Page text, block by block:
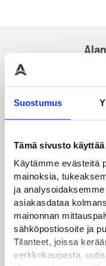
Suostumus
Tämä sivusto
Käytämme evästeitä
mainoksia,
ja
asiakasdataa
mainonnan
sähköpostiosoite ja
Tilanteet, joissa
verkkokaupasta,